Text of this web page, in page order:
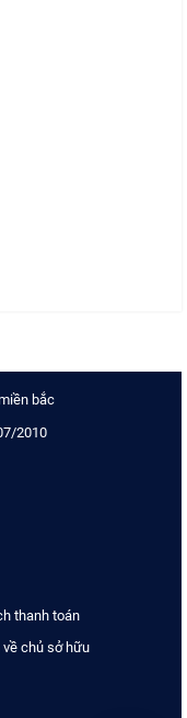
bắc
2010
thanh toán
chủ sở hữu